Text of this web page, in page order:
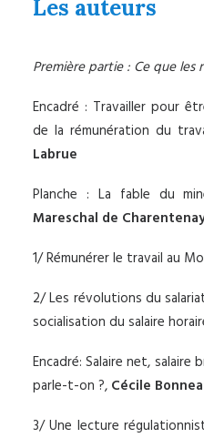
Les auteurs
Première partie : Ce que
Encadré : Travailler pour
de la rémunération du
Labrue
Planche : La fable du
Mareschal de
1/ Rémunérer le travail au
2/ Les révolutions du
socialisation du salaire
Encadré: Salaire net,
parle-t-on ?, Cécile
3/ Une lecture